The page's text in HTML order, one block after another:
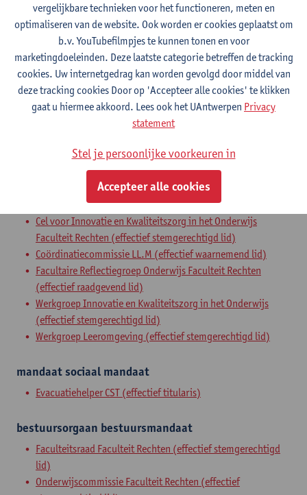
Afdeling
Faculteit Rechten - algemeen
Statuut & functies
Admin. & techn. personeel
Interne mandaten
expertenorgaanexpertenmandaat
Cel voor Innovatie en Kwaliteitszorg in het Onderwijs
Faculteit Rechten (effectief stemgerechtigd lid)
Coördinatiecommissie LL.M (effectief waarnemend lid)
Facultaire Reflectiegroep Onderwijs Faculteit Rechten
(effectief raadgevend lid)
Werkgroep Innovatie en Kwaliteitszorg in het Onderwijs
(effectief stemgerechtigd lid)
Werkgroep Leeromgeving (effectief stemgerechtigd lid)
mandaatsociaal mandaat
Evacuatiehelper CST (effectief titularis)
bestuursorgaan bestuursmandaat
Faculteitsraad Faculteit Rechten (effectief stemgerechtigd
lid)
Onderwijscommissie Faculteit Rechten (effectief
vergelijkbare technieken voor het functioneren, meten en
optimaliseren van de website. Ook worden er cookies geplaatst om
b.v. YouTubefilmpjes te kunnen tonen en voor
marketingdoeleinden. Deze laatste categorie betreffen de tracking
cookies. Uw internetgedrag kan worden gevolgd door middel van
deze tracking cookies Door op 'Accepteer alle cookies' te klikken
gaat u hiermee akkoord. Lees ook het UAntwerpen Privacy
statement
Stel je persoonlijke voorkeuren in
Accepteer alle cookies